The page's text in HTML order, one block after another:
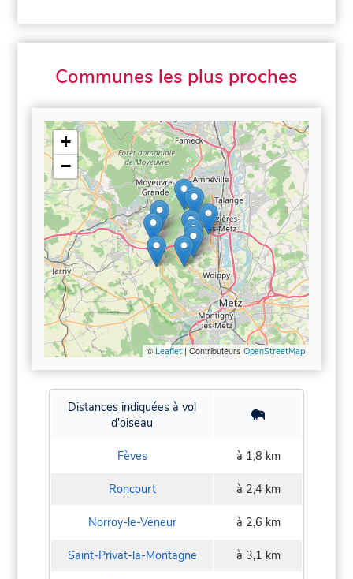
Communes les plus proches
+
−
© Leaflet| Contributeurs OpenStreetMap
Distances indiquées à vol
d'oiseau
Fèves à 1,8 km
Roncourt à 2,4 km
Norroy-le-Veneur à 2,6 km
Saint-Privat-la-Montagne à 3,1 km